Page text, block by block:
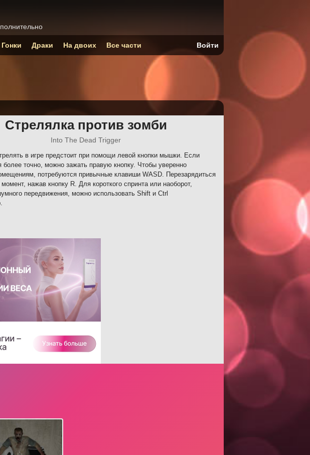
Стрелялка против зомби
Into The Dead Trigger
в игре предстоит при помощи левой кнопки мышки. Если
более точно, можно зажать правую кнопку. Чтобы уверенно
потребуются привычные клавиши WASD. Перезарядиться
нажав кнопку R. Для короткого спринта или наоборот,
передвижения, можно использовать Shift и Ctrl
Гонки Драки На двоих Все части Войти